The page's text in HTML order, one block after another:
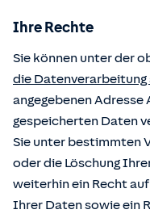
Ihre Rechte
Sie können unter der
die Datenverarbeitung
angegebenen
gespeicherten Daten
Sie unter bestimmten
oder die Löschung
weiterhin ein Recht
Ihrer Daten sowie ein